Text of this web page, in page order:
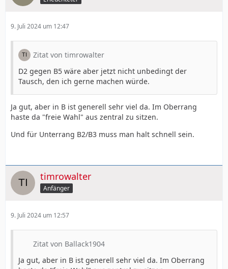
9. Juli 2024 um 12:47
Zitat von timrowalter
D2 gegen B5 wäre aber jetzt nicht unbedingt der
Tausch, den ich gerne machen würde.
Ja gut, aber in B ist generell sehr viel da. Im Oberrang
haste da "freie Wahl" aus zentral zu sitzen.
Und für Unterrang B2/B3 muss man halt schnell sein.
timrowalter
Anfänger
9. Juli 2024 um 12:57
Zitat von Ballack1904
Ja gut, aber in B ist generell sehr viel da. Im Oberrang